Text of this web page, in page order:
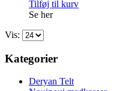
pris
Tilføj til kurv
Se her
Vis:
Kategorier
Deryan Telt